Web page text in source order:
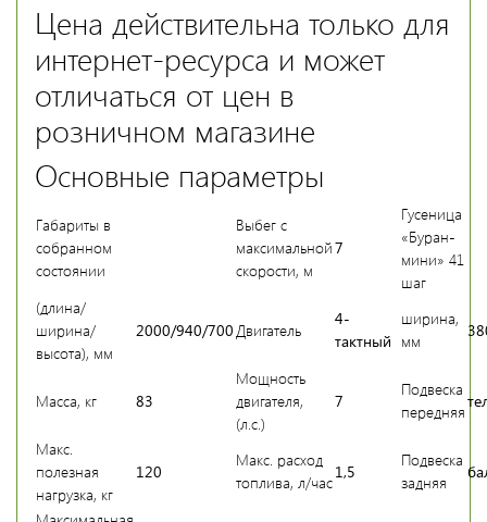
Цена действительна только для
интернет-ресурса и может
отличаться от цен в
розничном магазине
Основные параметры
Габариты в
собранном
состоянии
Выбег с
максимальной
скорости, м
7
Гусеница
«Буран-
мини» 41
шаг
(длина/
ширина/
высота), мм
2000/940/700 Двигатель
4-
тактный
ширина,
мм
Масса, кг 83
Мощность
двигателя,
(л.с.)
7
Подвеска
передняя
Макс.
полезная
нагрузка, кг
120
Макс. расход
топлива, л/час1,5
Подвеска
задняя